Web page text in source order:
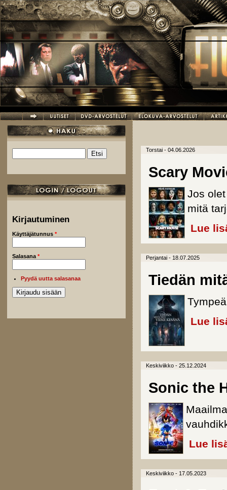
Hyppää pääsisältöön
Hakulomake
Kirjautuminen
Käyttäjätunnus *
Salasana *
Pyydä uutta salasanaa
Torstai - 04.06.2026
Scary
Jos
mitä
Lue
Perjantai - 18.07.2025
Tiedän
Lue
Keskiviikko - 25.12.2024
Sonic the
Lue
Keskiviikko - 17.05.2023